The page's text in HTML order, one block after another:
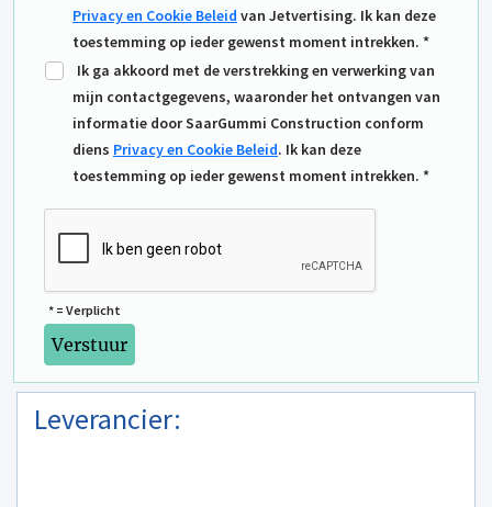
Privacy en Cookie Beleid van Jetvertising. Ik kan deze
toestemming op ieder gewenst moment intrekken. *
Ik ga akkoord met de verstrekking en verwerking van
mijn contactgegevens, waaronder het ontvangen van
informatie door SaarGummi Construction conform
diens Privacy en Cookie Beleid. Ik kan deze
toestemming op ieder gewenst moment intrekken. *
* = Verplicht
Leverancier: